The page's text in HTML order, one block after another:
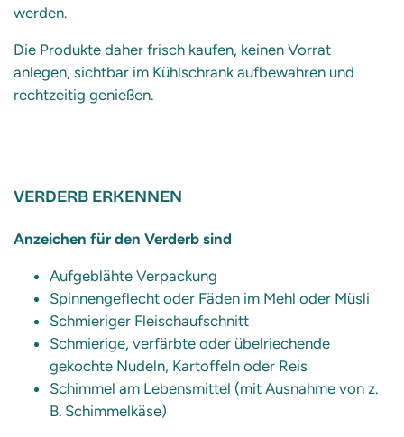
werden.
Die Produkte daher frisch kaufen, keinen Vorrat
anlegen, sichtbar im Kühlschrank aufbewahren und
rechtzeitig genießen.
VERDERB ERKENNEN
Anzeichen für den Verderb sind
Aufgeblähte Verpackung
Spinnengeflecht oder Fäden im Mehl oder Müsli
Schmieriger Fleischaufschnitt
Schmierige, verfärbte oder übelriechende
gekochte Nudeln, Kartoffeln oder Reis
Schimmel am Lebensmittel (mit Ausnahme von z.
B. Schimmelkäse)